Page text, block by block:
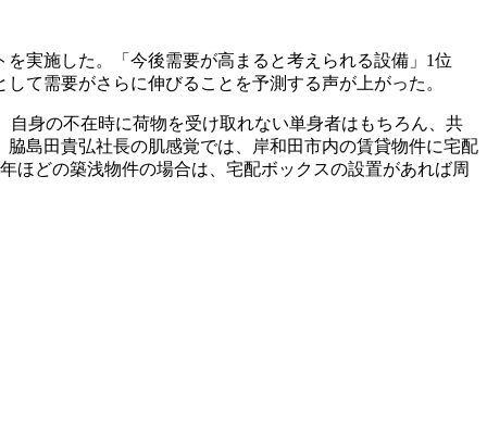
実施した。「今後需要が高まると考えられる設備」1位
て需要がさらに伸びることを予測する声が上がった。
身の不在時に荷物を受け取れない単身者はもちろん、共
島田貴弘社長の肌感覚では、岸和田市内の賃貸物件に宅配
ほどの築浅物件の場合は、宅配ボックスの設置があれば周